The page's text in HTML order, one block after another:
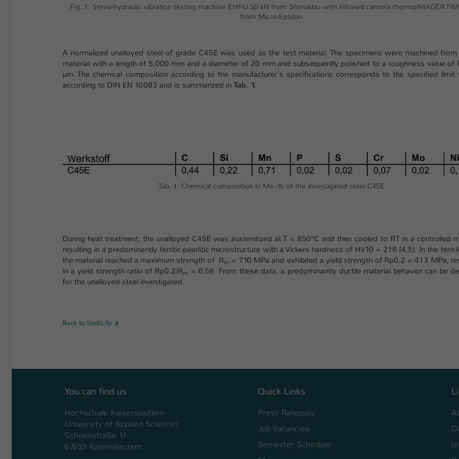
Fig. 1: Servo-hydraulic vibration testing machine EHF-U 50 kN from Shimadzu with infrared camera thermoIMAGER
from Micro-Epsilon
A normalized unalloyed steel of grade C45E was used as the test material. The specimens were machined from
material with a length of 5,000 mm and a diameter of 20 mm and subsequently polished to a roughness value of
µm. The chemical composition according to the manufacturer's specifications corresponds to the specified limit
according to DIN EN 10083 and is summarized in Tab. 1.
Tab. 1: Chemical composition in Ma.-% of the investigated steel C45E
During heat treatment, the unalloyed C45E was austenitized at T = 850°C and then cooled to RT in a controlled
resulting in a predominantly ferritic-pearlitic microstructure with a Vickers hardness of HV10 = 216 [4,5]. In the
the material reached a maximum strength of Rm = 710 MPa and exhibited a yield strength of Rp0.2 = 413 MPa,
in a yield strength ratio of Rp0.2/Rm = 0.58. From these data, a predominantly ductile material behavior can be
for the unalloyed steel investigated.
Back to SteBLife
You can find us
Hochschule Kaiserslautern
University of Applied Sciences
Schoenstraße 11
67659 Kaiserslautern
Quick Links
Press Releases
Job Vacancies
Semester Schedule
Ihrer vorgenommen Einstellungen, falls der
Webseiten-Betreiber dies eingestellt hat.
Anbieter TYPO3
ihm Zugang zu geschützten Bereichen gewährt.
Name be_typo_user
Laufzeit 1 Tag
Zweck
Dieser Cookie teilt der Webseite mit, ob ein
Besucher im Typo3-Backend angemeldet ist und